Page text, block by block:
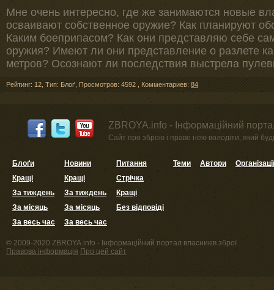
Мне очень интересно, где же занимаются новые
осваивают собственное оружие? Как планируют
Каким боеприпасом? Как они представляю себе
оружия? Имеют ли они представление о разлете
метров? Осознают ли последствия выстрела
Рейтинг: 12 Тип: Блоґ Просмотров: 4592 Комментариев: 84
ZBROYA.info - Інформаційний
Сайт про зброю і право нею володіти, який
Блоґи
Кращі
За тиждень
За місяць
За весь час
Новини
Кращі
За тиждень
За місяць
За весь час
Питання
Стрічка
Кращі
Без відповіді
Теми Автори
© 2009-2020 ZBROYA.info - Інформаційний портал власників зброї
Правова інформація Про цей сайт